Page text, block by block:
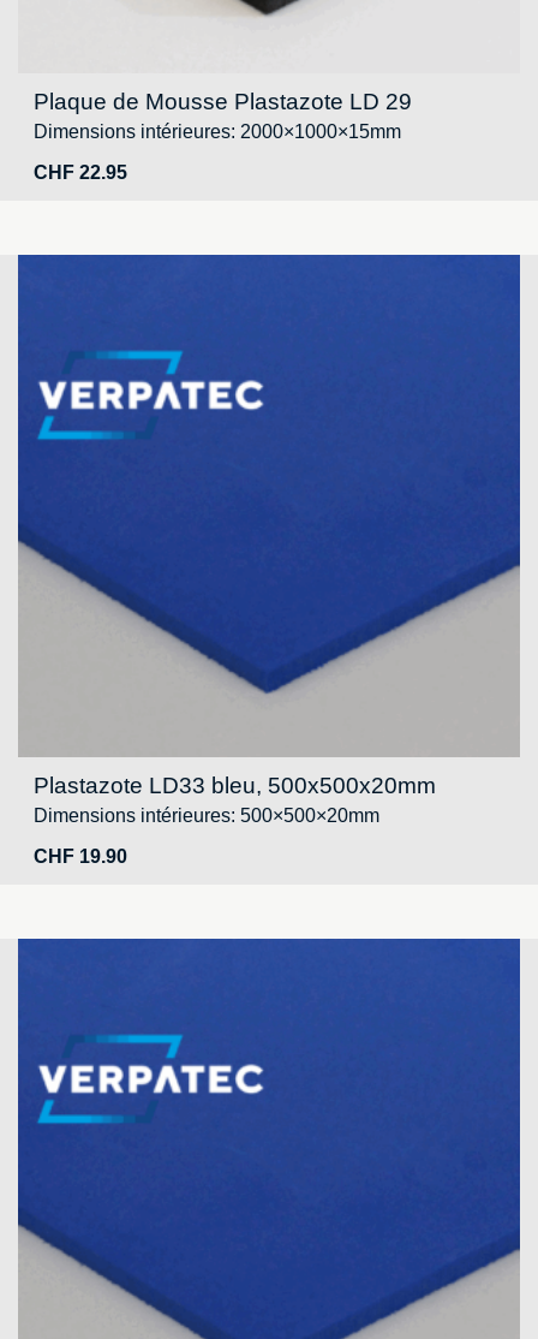
Plaque de Mousse Plastazote LD 29
Dimensions intérieures: 2000×1000×15mm
CHF 22.95
Plastazote LD33 bleu, 500x500x20mm
Dimensions intérieures: 500×500×20mm
CHF 19.90